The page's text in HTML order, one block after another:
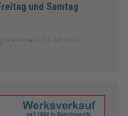
und Samtag